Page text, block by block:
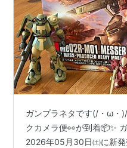
ガンプラネタです(/・ω・
クカメラ便👀が到着📦✨
2026年05月30日㈯に新